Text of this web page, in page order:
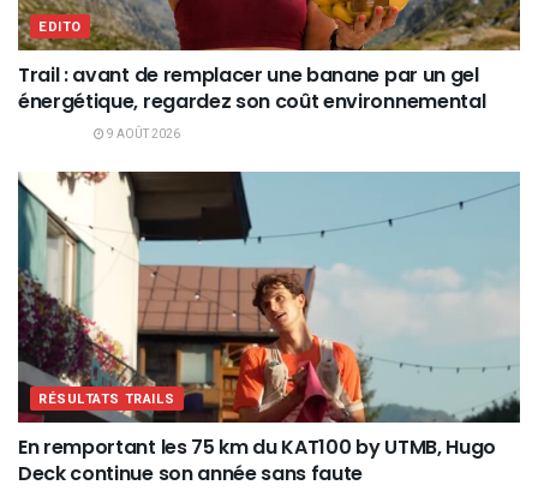
EDITO
Trail : avant de remplacer une banane par un gel
énergétique, regardez son coût environnemental
9 AOÛT 2026
RÉSULTATS TRAILS
En remportant les 75 km du KAT100 by UTMB, Hugo
Deck continue son année sans faute